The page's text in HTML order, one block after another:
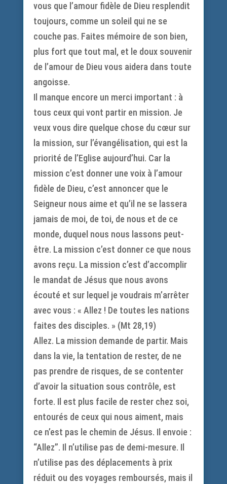
vous que l’amour fidèle de Dieu resplendit
toujours, comme un soleil qui ne se
couche pas. Faites mémoire de son bien,
plus fort que tout mal, et le doux souvenir
de l’amour de Dieu vous aidera dans toute
angoisse.
Il manque encore un merci important : à
tous ceux qui vont partir en mission. Je
veux vous dire quelque chose du cœur sur
la mission, sur l’évangélisation, qui est la
priorité de l’Eglise aujourd’hui. Car la
mission c’est donner une voix à l’amour
fidèle de Dieu, c’est annoncer que le
Seigneur nous aime et qu’il ne se lassera
jamais de moi, de toi, de nous et de ce
monde, duquel nous nous lassons peut-
être. La mission c’est donner ce que nous
avons reçu. La mission c’est d’accomplir
le mandat de Jésus que nous avons
écouté et sur lequel je voudrais m’arrêter
avec vous : « Allez ! De toutes les nations
faites des disciples. » (Mt 28,19)
Allez. La mission demande de partir. Mais
dans la vie, la tentation de rester, de ne
pas prendre de risques, de se contenter
d’avoir la situation sous contrôle, est
forte. Il est plus facile de rester chez soi,
entourés de ceux qui nous aiment, mais
ce n’est pas le chemin de Jésus. Il envoie :
“Allez”. Il n’utilise pas de demi-mesure. Il
n’utilise pas des déplacements à prix
réduit ou des voyages remboursés, mais il